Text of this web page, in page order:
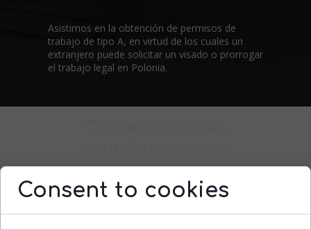
Asistimos en la obtención de permisos de
trabajo de tipo A, en virtud de los cuales un
extranjero puede solicitar un visado o prorrogar
el trabajo legal en Polonia.
Consent to cookies